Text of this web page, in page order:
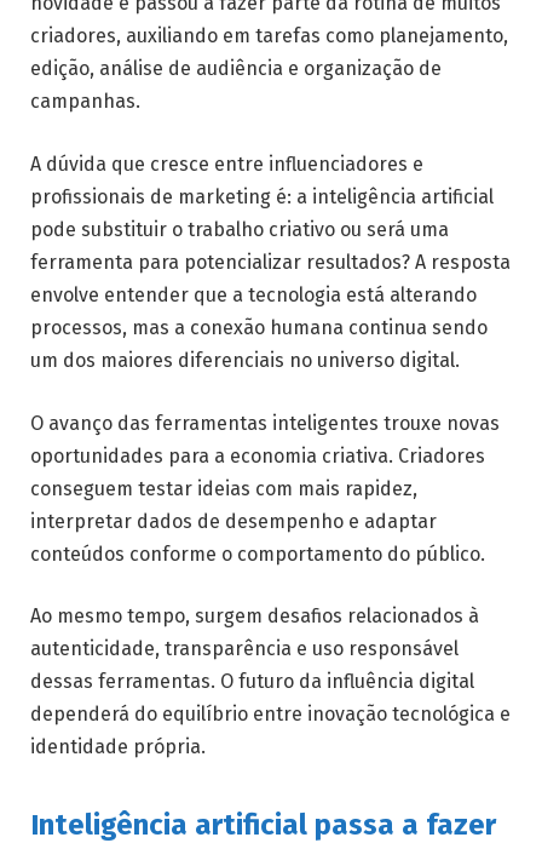
criadores, auxiliando em tarefas como planejamento,
edição, análise de audiência e organização de
campanhas.
A dúvida que cresce entre influenciadores e
profissionais de marketing é: a inteligência artificial
pode substituir o trabalho criativo ou será uma
ferramenta para potencializar resultados? A resposta
envolve entender que a tecnologia está alterando
processos, mas a conexão humana continua sendo
um dos maiores diferenciais no universo digital.
O avanço das ferramentas inteligentes trouxe novas
oportunidades para a economia criativa. Criadores
conseguem testar ideias com mais rapidez,
interpretar dados de desempenho e adaptar
conteúdos conforme o comportamento do público.
Ao mesmo tempo, surgem desafios relacionados à
autenticidade, transparência e uso responsável
dessas ferramentas. O futuro da influência digital
dependerá do equilíbrio entre inovação tecnológica e
identidade própria.
Inteligência artificial passa a fazer